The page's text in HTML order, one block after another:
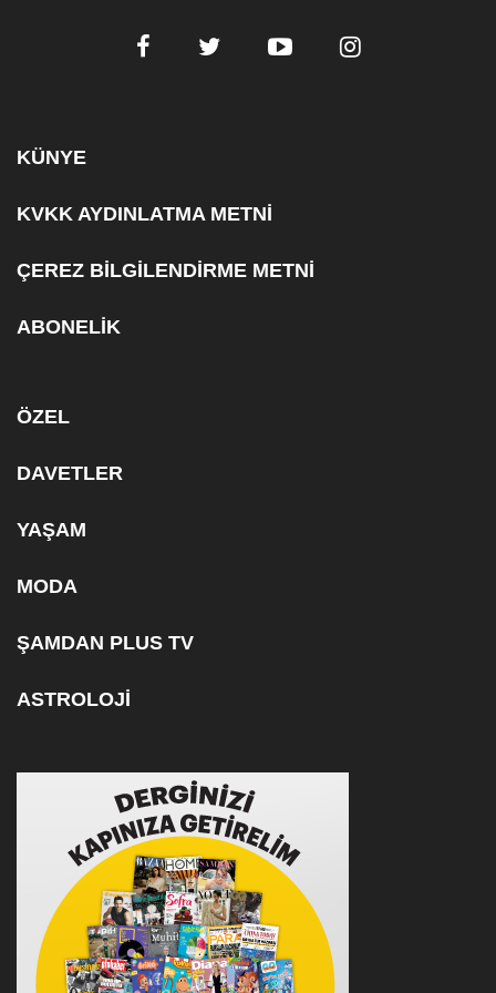
KÜNYE
KVKK AYDINLATMA METNİ
ÇEREZ BİLGİLENDİRME METNİ
ABONELİK
ÖZEL
DAVETLER
YAŞAM
MODA
ŞAMDAN PLUS TV
ASTROLOJİ